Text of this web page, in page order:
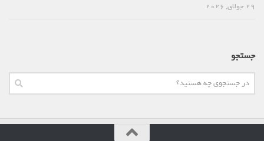
جستجو